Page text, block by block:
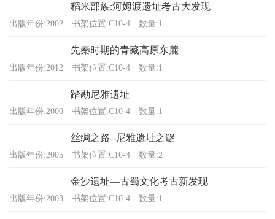
稻米部族:河姆渡遗址考古大发现
出版年份:2002 书架位置:C10-4 数量:1
先秦时期的青藏高原东麓
出版年份:2012 书架位置:C10-4 数量:1
踏勘尼雅遗址
出版年份:2000 书架位置:C10-4 数量:1
丝绸之路--尼雅遗址之谜
出版年份:2005 书架位置:C10-4 数量:2
金沙遗址—古蜀文化考古新发现
出版年份:2003 书架位置:C10-4 数量:1